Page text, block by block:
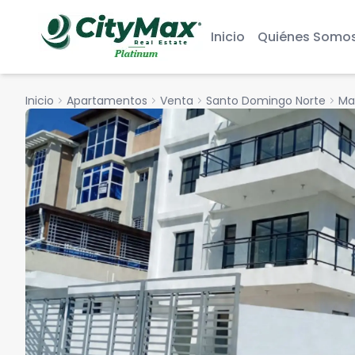
Inicio Quiénes
Inicio chevron_right Apartamentos chevron_right Venta chevron_right Santo Domingo Norte chevron_right